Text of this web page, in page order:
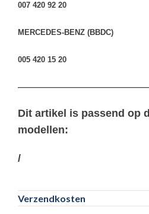
007 420 92 20
MERCEDES-BENZ (BBDC)
005 420 15 20
Dit artikel is passend op
modellen:
/
Verzendkosten